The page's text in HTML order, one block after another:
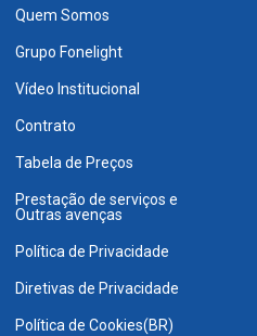
Quem Somos
Grupo Fonelight
Vídeo Institucional
Contrato
Tabela de Preços
Prestação de serviços e
Outras avenças
Política de Privacidade
Diretivas de Privacidade
Política de Cookies(BR)